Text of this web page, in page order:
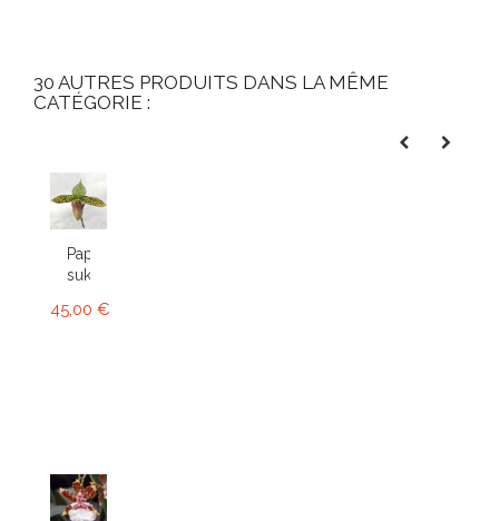
30 AUTRES PRODUITS DANS LA MÊME
CATÉGORIE :
Paphiopedilum
sukhakulii
45,00 €